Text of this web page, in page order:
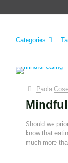
Categories
Paola
Should we
know that
much more